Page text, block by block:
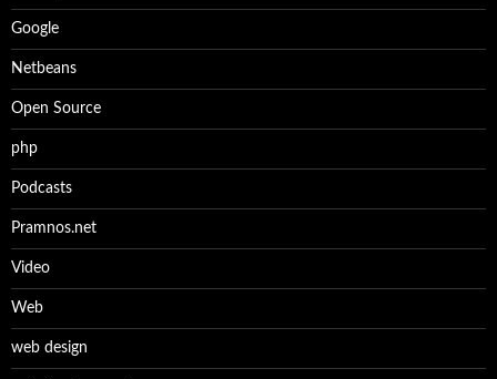
Google
Netbeans
Open Source
php
Podcasts
Pramnos.net
Video
Web
web design